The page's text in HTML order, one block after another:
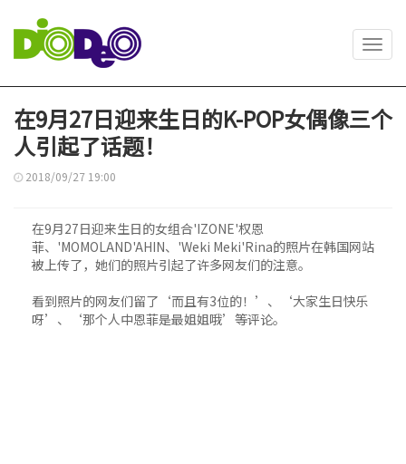
在9月27日迎来生日的K-POP女偶像三个
人引起了话题！
2018/09/27 19:00
在9月27日迎来生日的女组合'IZONE'权恩
菲、'MOMOLAND'AHIN、'Weki Meki'Rina的照片在韩国网站
被上传了，她们的照片引起了许多网友们的注意。
看到照片的网友们留了‘而且有3位的！’、‘大家生日快乐
呀’、‘那个人中恩菲是最姐姐哦’等评论。